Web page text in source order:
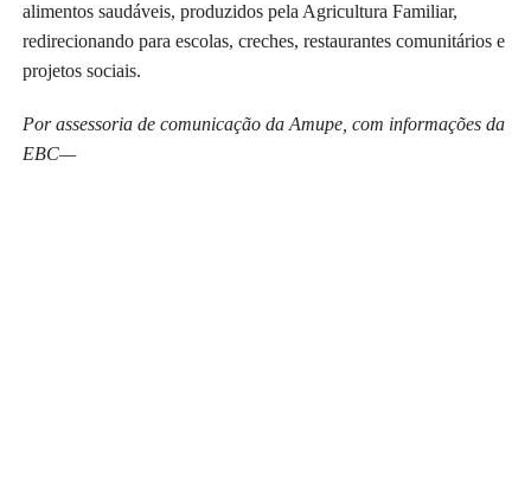
alimentos saudáveis, produzidos pela Agricultura Familiar,
redirecionando para escolas, creches, restaurantes comunitários e
projetos sociais.
Por assessoria de comunicação da Amupe, com informações da
EBC—